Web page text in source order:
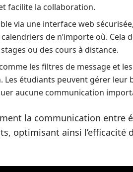
facilite la collaboration.
via une interface web
de n’importe où. Cela
ou des cours à distance.
les filtres de message et
étudiants peuvent gérer leur
aucune communication
la communication entre
optimisant ainsi l’efficacité